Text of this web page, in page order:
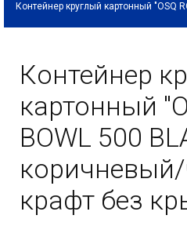
Каталог
Оплата и доставка
Контакты
Контейнер круглый картонный "OSQ
Контейнер
картонный
BOWL 500
крафт без